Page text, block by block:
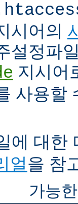
시어의
설정파
지시어
사용할
에 대한
얼을 참
가능